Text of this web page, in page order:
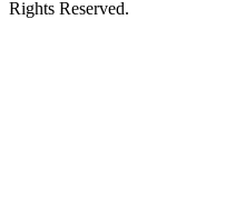
Rights Reserved.